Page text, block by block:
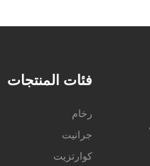
فئات المنتجات
رخام
جرانيت
كوارتزيت